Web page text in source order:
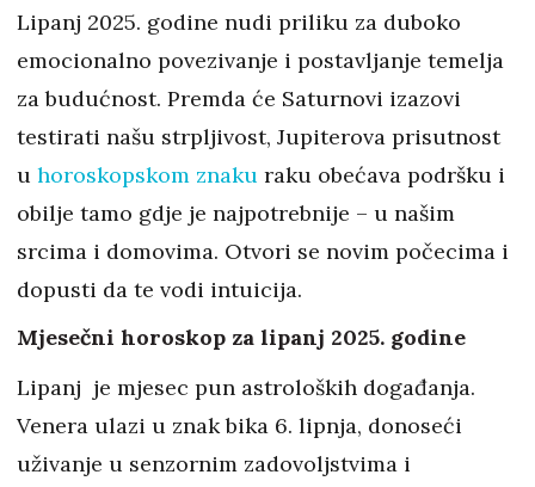
Lipanj 2025. godine nudi priliku za duboko
emocionalno povezivanje i postavljanje temelja
za budućnost. Premda će Saturnovi izazovi
testirati našu strpljivost, Jupiterova prisutnost
u horoskopskom znaku raku obećava podršku i
obilje tamo gdje je najpotrebnije – u našim
srcima i domovima. Otvori se novim počecima i
dopusti da te vodi intuicija.
Mjesečni horoskop za lipanj 2025. godine
Lipanj je mjesec pun astroloških događanja.
Venera ulazi u znak bika 6. lipnja, donoseći
uživanje u senzornim zadovoljstvima i